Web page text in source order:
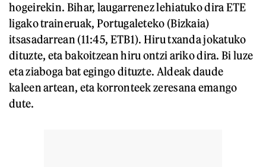
hogeirekin. Bihar, laugarrenez lehiatuko dira ETE
ligako traineruak, Portugaleteko (Bizkaia)
itsasadarrean (11:45, ETB1). Hiru txanda jokatuko
dituzte, eta bakoitzean hiru ontzi ariko dira. Bi luze
eta ziaboga bat egingo dituzte. Aldeak daude
kaleen artean, eta korronteek zeresana emango
dute.